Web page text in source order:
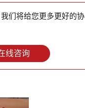
们将给您更多更好的协
线咨询